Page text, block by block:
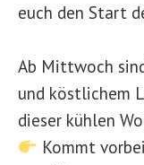
euch den Start
Ab Mittwoch
und köstlichem
dieser kühlen
Kommt